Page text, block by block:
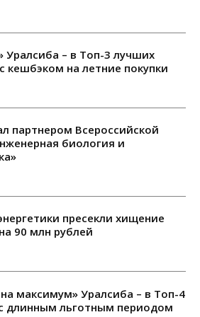
Уралсиба – в Топ-3 лучших
кешбэком на летние покупки
партнером Всероссийской
биология и
пресекли хищение
90 млн рублей
максимум» Уралсиба – в Топ-4
длинным льготным периодом